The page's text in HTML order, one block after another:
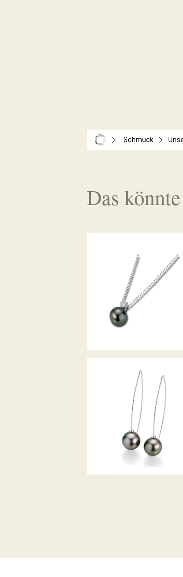
Schmuck
Das
ZUCHTPERL-
DIAMANTCOLLIER
CLASSICS
GELLNER OHRHÄNGER